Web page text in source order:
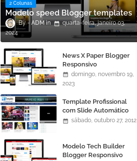
2 Colunas
Modelo speed Blogger templates
ADM
quarta-feira, janeiro 03,
2024
News X Paper Blogger
Responsivo
domingo, novembro 19,
2023
Template Profissional
com Slide Automático
0465sábado, outubro 27, 2012
Modelo Tech Builder
Blogger Responsivo